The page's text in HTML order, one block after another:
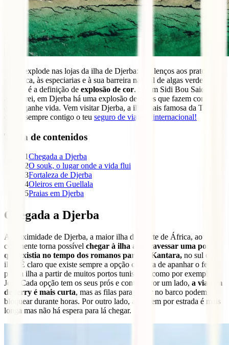
A cor explode nas lojas da ilha de Djerba: dos lenços aos pratos de
cerâmica, às especiarias e à sua barreira natural de algas verdes.
Djerba é a definição de explosão de cor. Se em Sidi Bou Said o
azul é rei, em Djerba há uma explosão de cores que fazem com que
a ilha ganhe vida. Vem visitar Djerba, a ilha mais famosa da Tunísia,
e leva sempre contigo o teu seguro de viagem internacional!
Tabla de contenidos
1Chegada a Djerba
2O souk, o lugar onde a vida flui
3Fortaleza de Djerba
4Oleiros em Guellala
5Praias em Djerba
Chegada a Djerba
A proximidade de Djerba, a maior ilha do Norte de África, ao
continente torna possível chegar à ilha ao atravessar uma ponte
que existia no tempo dos romanos para El Kantara, no sul da
ilha. É claro que existe sempre a opção clássica de apanhar o ferry
para a ilha a partir de muitos portos tunisinos, como por exemplo
Jorf. Cada opção tem os seus prós e contras. Por um lado, a viagem
de ferry é mais curta, mas as filas para entrar no barco podem
bloquear durante horas. Por outro lado, a viagem por estrada é mais
longa mas não há espera para lá chegar.